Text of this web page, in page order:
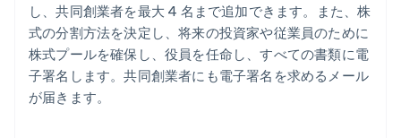
し、共同創業者を最大 4 名まで追加できます。また、株
式の分割方法を決定し、将来の投資家や従業員のために
株式プールを確保し、役員を任命し、すべての書類に電
子署名します。共同創業者にも電子署名を求めるメール
が届きます。